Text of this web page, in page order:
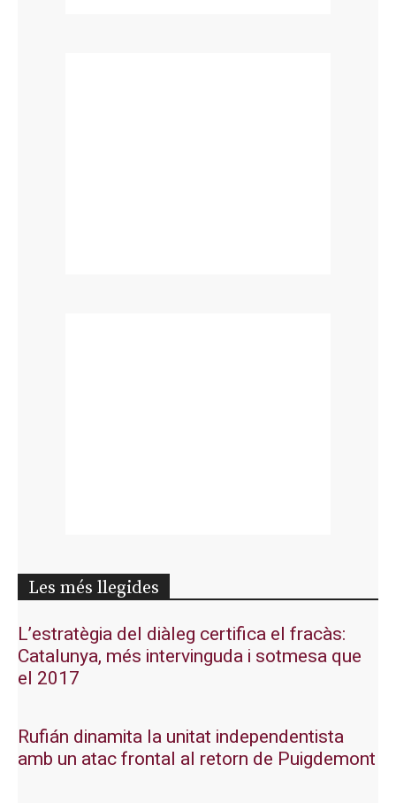
Les més llegides
L’estratègia del diàleg certifica el fracàs:
Catalunya, més intervinguda i sotmesa que
el 2017
Rufián dinamita la unitat independentista
amb un atac frontal al retorn de Puigdemont